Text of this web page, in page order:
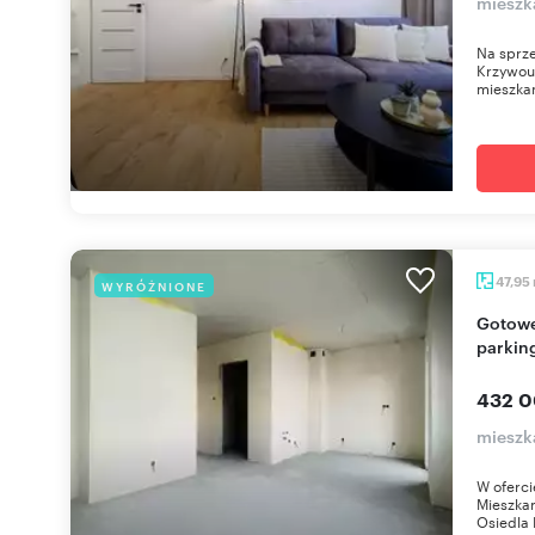
Na
WYRÓŻNIONE 47,95
Gotowe mieszkanie deweloperskie z miejscem
432
W
Osiedla